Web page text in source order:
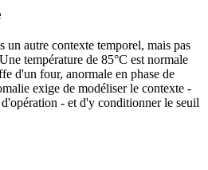
un autre contexte temporel, mais pas
température de 85°C est normale
d'un four, anormale en phase de
exige de modéliser le contexte -
- et d'y conditionner le seuil